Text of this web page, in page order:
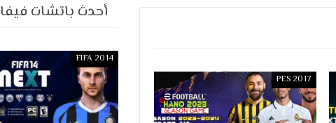
PES 2017
أحدث باتشات فيفا
FIFA 2014